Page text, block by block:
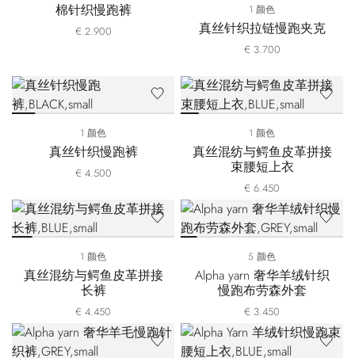
棉针织慢跑裤
€ 2.900
1 颜色
真丝针织拉链慢跑夹克
€ 3.700
1 颜色
真丝针织慢跑裤
€ 4.500
1 颜色
真丝混纺与鳄鱼皮革拼接
束腰短上衣
€ 6.450
1 颜色
真丝混纺与鳄鱼皮革拼接
长裤
€ 4.450
5 颜色
Alpha yarn 奢华羊绒针织
慢跑布劳森外套
€ 3.450